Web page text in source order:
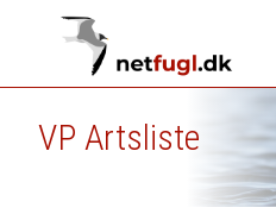
VP Artsliste